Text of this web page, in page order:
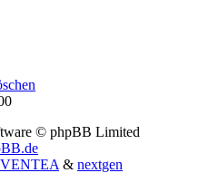
© phpBB Limited
& nextgen